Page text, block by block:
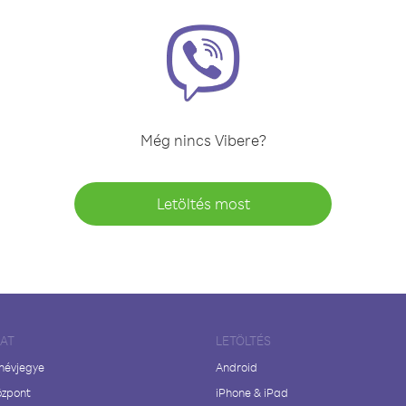
Még nincs Vibere?
Letöltés most
LETÖLTÉS
Android
iPhone & iPad